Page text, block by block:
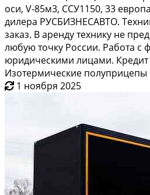
оси, V-85м3, ССУ1150, 33
дилера РУСБИЗНЕСАВТО.
заказ. В аренду технику не
любую точку России. Работа с
юридическими лицами. Кредит
Изотермические полуприцепы
1 ноября 2025